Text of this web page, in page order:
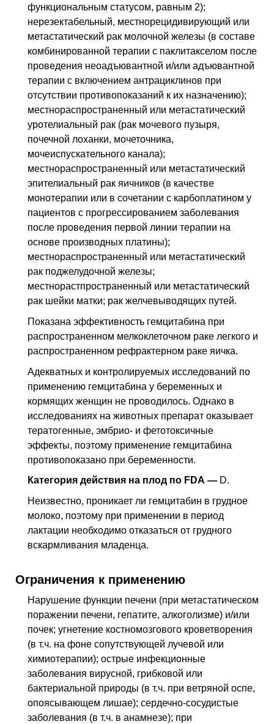
функциональным статусом, равным 2);
нерезектабельный, местнорецидивирующий или
метастатический рак молочной железы (в составе
комбинированной терапии с паклитакселом после
проведения неоадъювантной и/или адъювантной
терапии с включением антрациклинов при
отсутствии противопоказаний к их назначению);
местнораспространенный или метастатический
уротелиальный рак (рак мочевого пузыря,
почечной лоханки, мочеточника,
мочеиспускательного канала);
местнораспространенный или метастатический
эпителиальный рак яичников (в качестве
монотерапии или в сочетании с карбоплатином у
пациентов с прогрессированием заболевания
после проведения первой линии терапии на
основе производных платины);
местнораспространенный или метастатический
рак поджелудочной железы;
местнорастпространенный или метастатический
рак шейки матки; рак желчевыводящих путей.
Показана эффективность гемцитабина при
распространенном мелкоклеточном раке легкого и
распространенном рефрактерном раке яичка.
Адекватных и контролируемых исследований по
применению гемцитабина у беременных и
кормящих женщин не проводилось. Однако в
исследованиях на животных препарат оказывает
тератогенные, эмбрио- и фетотоксичные
эффекты, поэтому применение гемцитабина
противопоказано при беременности.
Категория действия на плод по FDA — D.
Неизвестно, проникает ли гемцитабин в грудное
молоко, поэтому при применении в период
лактации необходимо отказаться от грудного
вскармливания младенца.
Ограничения к применению
Нарушение функции печени (при метастатическом
поражении печени, гепатите, алкоголизме) и/или
почек; угнетение костномозгового кроветворения
(в т.ч. на фоне сопутствующей лучевой или
химиотерапии); острые инфекционные
заболевания вирусной, грибковой или
бактериальной природы (в т.ч. при ветряной оспе,
опоясывающем лишае); сердечно-сосудистые
заболевания (в т.ч. в анамнезе); при